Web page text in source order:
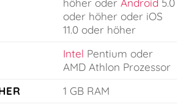
oder höher oder iOS
11.0 oder höher
Intel Pentium oder
AMD Athlon Prozessor
1 GB RAM